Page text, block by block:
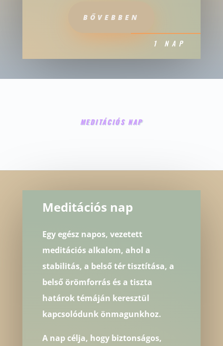
BŐVEBBEN
1 NAP
MEDITÁCIÓS NAP
Meditációs nap
Egy egész napos, vezetett
meditációs alkalom, ahol a
stabilitás, a belső tér tisztítása, a
belső örömforrás és a tiszta
határok témáján keresztül
kapcsolódunk önmagunkhoz.
A nap célja, hogy biztonságos,